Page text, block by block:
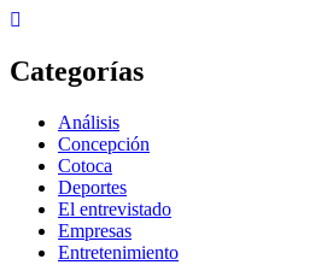
Categorías
Análisis
Concepción
Cotoca
Deportes
El entrevistado
Empresas
Entretenimiento